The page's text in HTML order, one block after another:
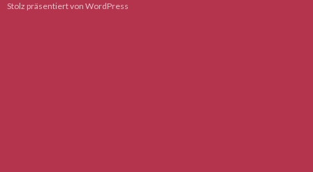
Stolz präsentiert von WordPress